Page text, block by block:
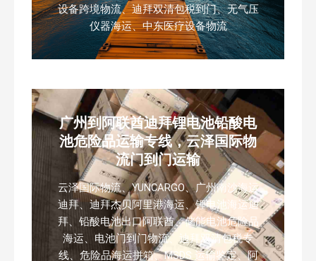
设备跨境物流、迪拜双清包税到门、无气压
仪器海运、中东医疗设备物流
广州到阿联酋迪拜锂电池铅酸电
池危险品运输专线，云泽国际物
流门到门运输
云泽国际物流、YUNCARGO、广州南沙海运
迪拜、迪拜杰贝阿里港海运、锂电池海运迪
拜、铅酸电池出口阿联酋、储能电池危险品
海运、电池门到门物流、迪拜双清包税专
线、危险品海运拼箱、MSDS 运输鉴定、阿